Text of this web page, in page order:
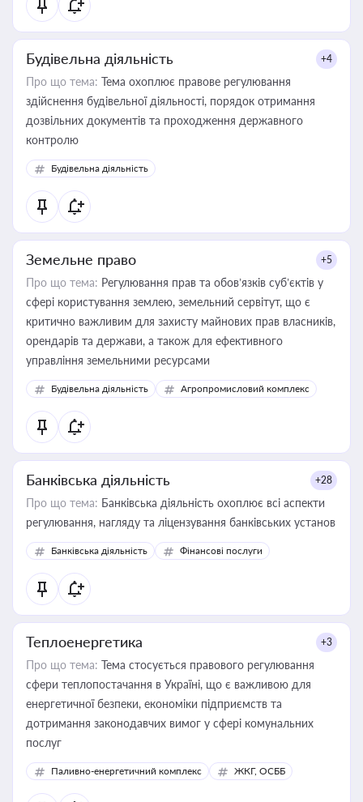
Будівельна діяльність +4
Про що тема: Тема охоплює правове регулювання
здійснення будівельної діяльності, порядок отримання
дозвільних документів та проходження державного
контролю
Будівельна діяльність
Земельне право +5
Про що тема: Регулювання прав та обов’язків суб’єктів у
сфері користування землею, земельний сервітут, що є
критично важливим для захисту майнових прав власників,
орендарів та держави, а також для ефективного
управління земельними ресурсами
Будівельна діяльність Агропромисловий комплекс
Банківська діяльність +28
Про що тема: Банківська діяльність охоплює всі аспекти
регулювання, нагляду та ліцензування банківських установ
Банківська діяльність Фінансові послуги
Теплоенергетика +3
Про що тема: Тема стосується правового регулювання
сфери теплопостачання в Україні, що є важливою для
енергетичної безпеки, економіки підприємств та
дотримання законодавчих вимог у сфері комунальних
послуг
Паливно-енергетичний комплекс ЖКГ, ОСББ